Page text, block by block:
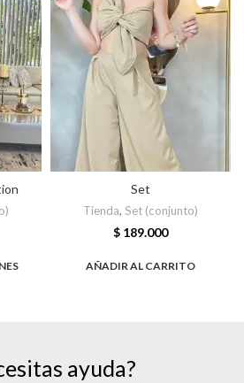
Set
Tienda, Set (conjunto)
$ 189.000
AÑADIR AL CARRITO
ayuda?